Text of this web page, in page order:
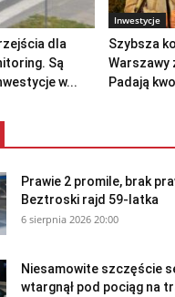
dla
Są
w...
Inwestycje
Szybsza
Warszawy
Padają
Prawie 2 promile, brak
Beztroski rajd 59-latka
6 sierpnia 2026 20:00
Niesamowite szczęście
wtargnął pod pociąg na